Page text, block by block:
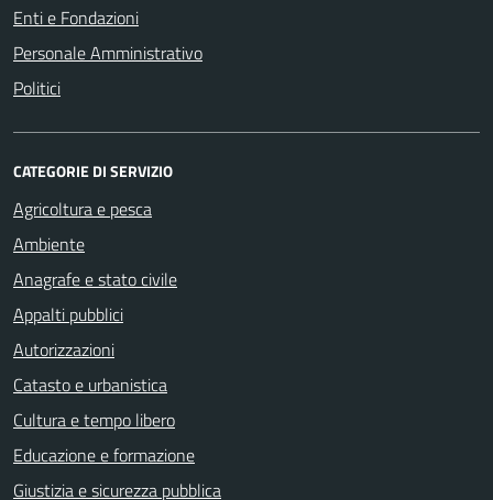
Enti e Fondazioni
Personale Amministrativo
Politici
CATEGORIE DI SERVIZIO
Agricoltura e pesca
Ambiente
Anagrafe e stato civile
Appalti pubblici
Autorizzazioni
Catasto e urbanistica
Cultura e tempo libero
Educazione e formazione
Giustizia e sicurezza pubblica